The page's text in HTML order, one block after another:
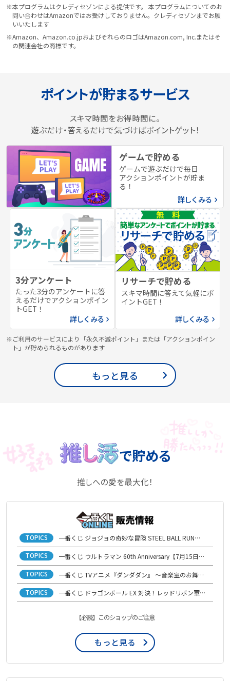
※本プログラムはクレディセゾンによる提供です。 本プログラムについてのお
問い合わせはAmazonではお受けしておりません。クレディセゾンまでお願
いいたします
※Amazon、Amazon.co.jpおよびそれらのロゴはAmazon.com, Inc.またはそ
の関連会社の商標です。
ポイントが貯まるサービス
スキマ時間をお得時間に。
遊ぶだけ・答えるだけで気づけばポイントゲット！
ゲームで貯める
ゲームで遊ぶだけで毎日
アクションポイントが貯ま
る！
詳しくみる
3分アンケート
たった3分のアンケートに答
えるだけでアクションポイン
トGET！
詳しくみる
リサーチで貯める
スキマ時間に答えて気軽にポ
イントGET！
詳しくみる
※ご利用のサービスにより「永久不滅ポイント」または「アクションポイン
ト」が貯められるものがあります
もっと見る
で貯める
推しへの愛を最大化！
TOPICS 一番くじ ジョジョの奇妙な冒険 STEEL BALL RUN【7月21日(火)発売開始】
TOPICS 一番くじ ウルトラマン 60th Anniversary【7月15日(水)発売開始】
TOPICS 一番くじ TVアニメ『ダンダダン』 ～音楽室のお舞踏（パーティー）、開演！～【6月29日(月)発売開始】
TOPICS 一番くじ ドラゴンボール EX 対決！レッドリボン軍【6月16日(火)発売開始】
【必読】このショップのご注意
もっと見る